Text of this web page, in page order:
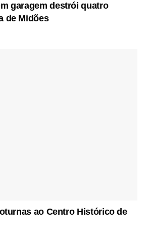
garagem destrói quatro
de Midões
ao Centro Histórico de